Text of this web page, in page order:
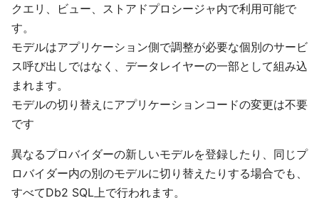
クエリ、ビュー、ストアドプロシージャ内で利用可能で
す。
モデルはアプリケーション側で調整が必要な個別のサービ
ス呼び出しではなく、データレイヤーの一部として組み込
まれます。
モデルの切り替えにアプリケーションコードの変更は不要
です
異なるプロバイダーの新しいモデルを登録したり、同じプ
ロバイダー内の別のモデルに切り替えたりする場合でも、
すべてDb2 SQL上で行われます。